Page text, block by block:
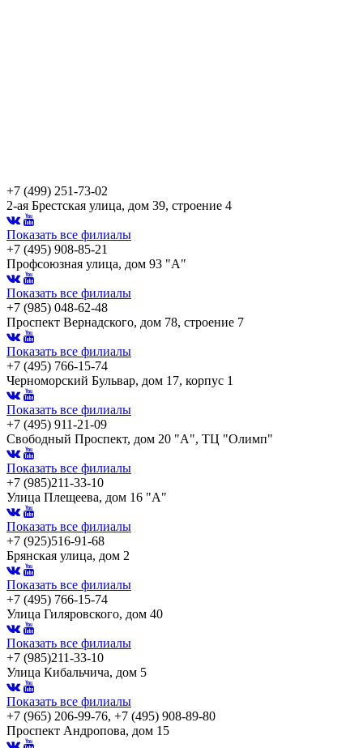
+7 (499) 251-73-02
2-ая Брестская улица, дом 39, строение 4
Показать все филиалы
+7 (495) 908-85-21
Профсоюзная улица, дом 93 "А"
Показать все филиалы
+7 (985) 048-62-48
Проспект Вернадского, дом 78, строение 7
Показать все филиалы
+7 (495) 766-15-74
Черноморский Бульвар, дом 17, корпус 1
Показать все филиалы
+7 (495) 911-21-09
Свободный Проспект, дом 20 "А", ТЦ "Олимп"
Показать все филиалы
+7 (985)211-33-10
Улица Плещеева, дом 16 "А"
Показать все филиалы
+7 (925)516-91-68
Брянская улица, дом 2
Показать все филиалы
+7 (495) 766-15-74
Улица Гиляровского, дом 40
Показать все филиалы
+7 (985)211-33-10
Улица Кибальчича, дом 5
Показать все филиалы
+7 (965) 206-99-76, +7 (495) 908-89-80
Проспект Андропова, дом 15